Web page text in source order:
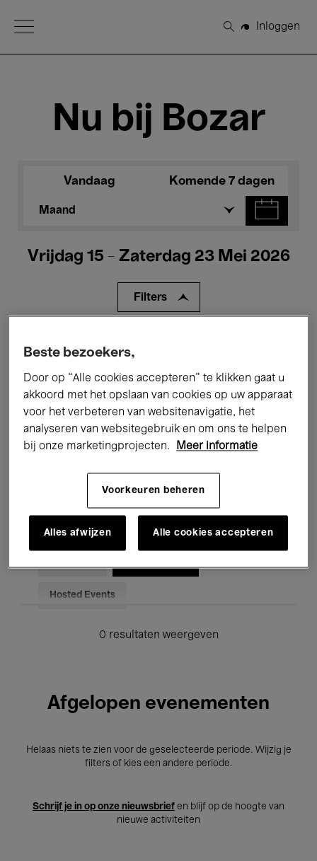
Open Menu
Zoeken
Inloggen
Nu bij Bozar
Vandaag Komende 7 dagen
Maand
Vrijdag 15 - Zaterdag 23 Mei 2026
Filters
Tentoonstellingen Films
Performances Lezingen & Debatten
Jazz Klassieke Muziek Global Music
Elektronische Muziek
Voor iedereen Kids’ Palace
Hosted Events
0 resultaten weergeven
Afgelopen evenementen
Helaas niets te zien voor de geselecteerde periode. Wijzig je
filters of kies een andere periode.
Schrijf je in op onze nieuwsbrief en blijf op de hoogte van
nieuwe activiteiten
Beste bezoekers,
Door op “Alle cookies accepteren” te klikken gaat u
akkoord met het opslaan van cookies op uw apparaat
voor het verbeteren van websitenavigatie, het
analyseren van websitegebruik en om ons te helpen
bij onze marketingprojecten.
Meer informatie
Voorkeuren beheren
Alles afwijzen Alle cookies accepteren